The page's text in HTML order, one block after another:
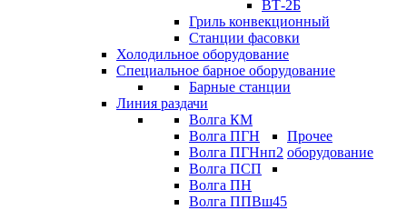
ВТ-2Б
Гриль конвекционный
Станции фасовки
Холодильное оборудование
Специальное барное оборудование
Барные станции
Линия раздачи
Волга КМ
Волга ПГН
Волга ПГНнп2
Волга ПСП
Волга ПН
Волга ППВш45
Прочее
оборудование